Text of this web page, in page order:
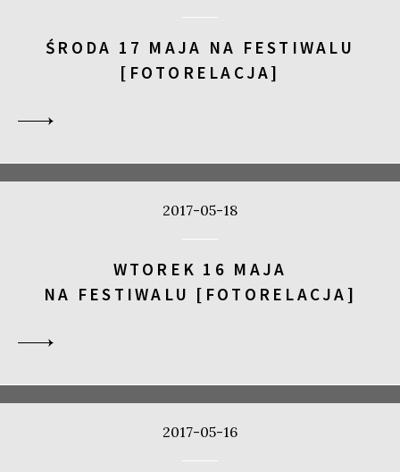
ŚRODA 17 MAJA NA FESTIWALU
[FOTORELACJA]
2017-05-18
WTOREK 16 MAJA
NA FESTIWALU [FOTORELACJA]
2017-05-16